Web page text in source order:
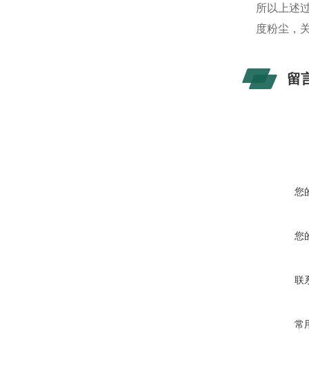
所以上述
度粉尘，
留
您
您
联
常